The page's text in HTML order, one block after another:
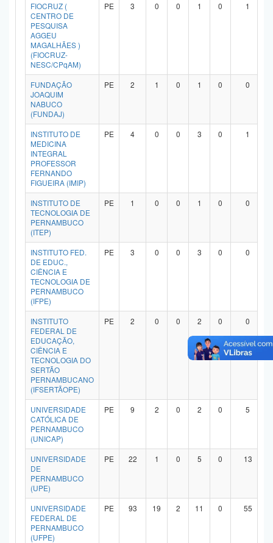
FIOCRUZ (
CENTRO DE
PESQUISA
AGGEU
MAGALHÃES )
(FIOCRUZ-
NESC/CPqAM)
PE 3 0 0 1 0 1
FUNDAÇÃO
JOAQUIM
NABUCO
(FUNDAJ)
PE 2 1 0 1 0 0
INSTITUTO DE
MEDICINA
INTEGRAL
PROFESSOR
FERNANDO
FIGUEIRA (IMIP)
PE 4 0 0 3 0 1
INSTITUTO DE
TECNOLOGIA DE
PERNAMBUCO
(ITEP)
PE 1 0 0 1 0 0
INSTITUTO FED.
DE EDUC.,
CIÊNCIA E
TECNOLOGIA DE
PERNAMBUCO
(IFPE)
PE 3 0 0 3 0 0
INSTITUTO
FEDERAL DE
EDUCAÇÃO,
CIÊNCIA E
TECNOLOGIA DO
SERTÃO
PERNAMBUCANO
(IFSERTÃOPE)
PE 2 0 0 2 0 0
UNIVERSIDADE
CATÓLICA DE
PERNAMBUCO
(UNICAP)
PE 9 2 0 2 0 5
UNIVERSIDADE
DE
PERNAMBUCO
(UPE)
PE 22 1 0 5 0 13
UNIVERSIDADE
FEDERAL DE
PERNAMBUCO
(UFPE)
PE 93 19 2 11 0 55